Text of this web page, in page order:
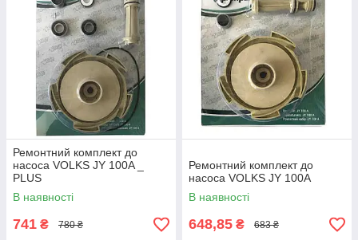
Ремонтний комплект до
насоса VOLKS JY 100A _
PLUS
В наявності
741 ₴ 780 ₴
Ремонтний комплект до
насоса VOLKS JY 100A
В наявності
648,85 ₴ 683 ₴